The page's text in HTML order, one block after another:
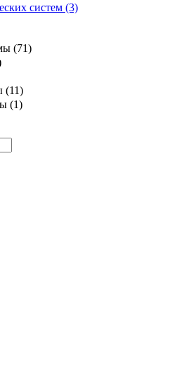
систем (3)
(71)
(11)
(1)